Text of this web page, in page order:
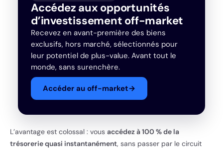
Accédez aux opportunités
d’investissement off-market
Recevez en avant-première des biens
exclusifs, hors marché, sélectionnés pour
leur potentiel de plus-value. Avant tout le
monde, sans surenchère.
Accéder au off-market→
L’avantage est colossal : vous accédez à 100 % de la
trésorerie quasi instantanément, sans passer par le circuit